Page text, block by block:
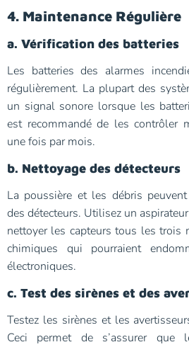
4. Maintenance Régulière
a. Vérification des batteries
Les batteries des alarmes
régulièrement. La plupart des
un signal sonore lorsque les
est recommandé de les contrôler
une fois par mois.
b. Nettoyage des détecteurs
La poussière et les débris
des détecteurs. Utilisez un
nettoyer les capteurs tous les trois
chimiques qui pourraient
électroniques.
c. Test des sirènes et des
Testez les sirènes et les
Ceci permet de s’assurer que